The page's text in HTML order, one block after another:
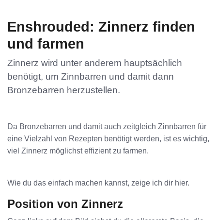
Enshrouded: Zinnerz finden
und farmen
Zinnerz wird unter anderem hauptsächlich
benötigt, um Zinnbarren und damit dann
Bronzebarren herzustellen.
Da Bronzebarren und damit auch zeitgleich Zinnbarren für
eine Vielzahl von Rezepten benötigt werden, ist es wichtig,
viel Zinnerz möglichst effizient zu farmen.
Wie du das einfach machen kannst, zeige ich dir hier.
Position von Zinnerz